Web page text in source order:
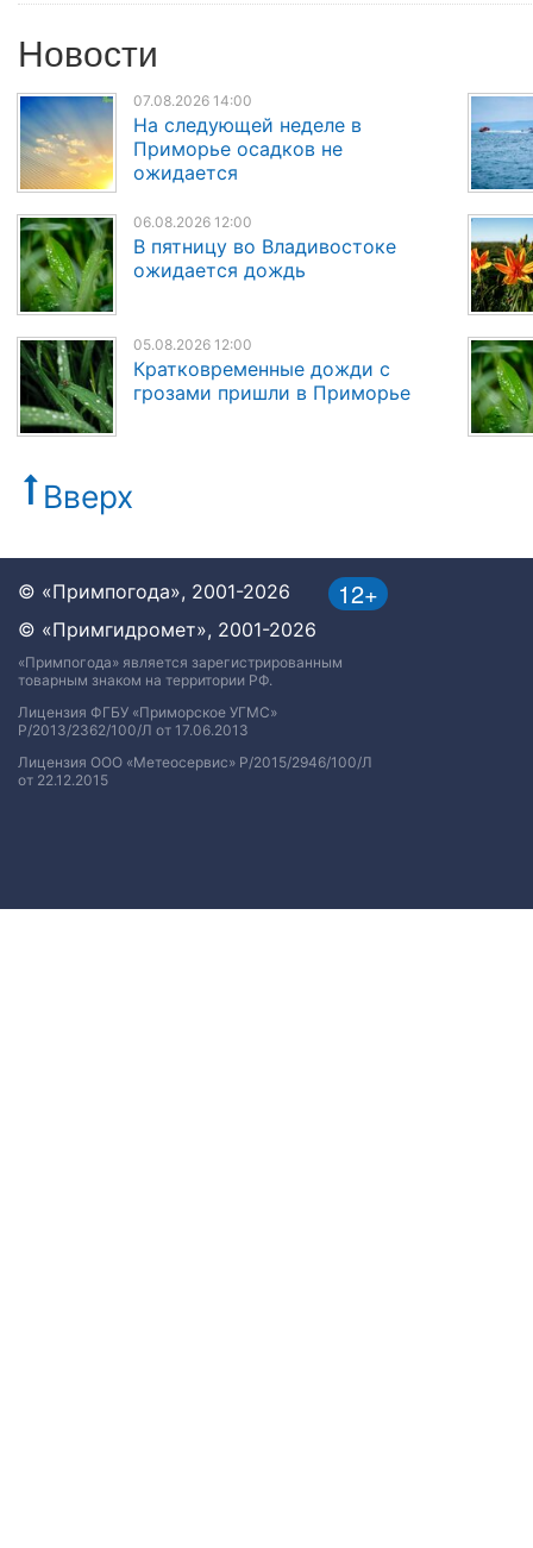
Новости
07.08.2026 14:00
На следующей неделе в
Приморье осадков не
ожидается
06.08.2026 12:00
В пятницу во Владивостоке
ожидается дождь
05.08.2026 12:00
Кратковременные дожди с
грозами пришли в Приморье
Вверх
12+
© «Примпогода», 2001-2026
© «Примгидромет», 2001-2026
«Примпогода» является зарегистрированным
товарным знаком на территории РФ.
Лицензия ФГБУ «Приморское УГМС»
Р/2013/2362/100/Л от 17.06.2013
Лицензия ООО «Метеосервис» Р/2015/2946/100/Л
от 22.12.2015